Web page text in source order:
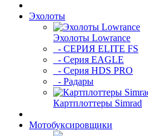
Эхолоты
Эхолоты Lowrance
- СЕРИЯ ELITE FS
- Серия EAGLE
- Серия HDS PRO
- Радары
Картплоттеры Simrad
Мотобуксировщики